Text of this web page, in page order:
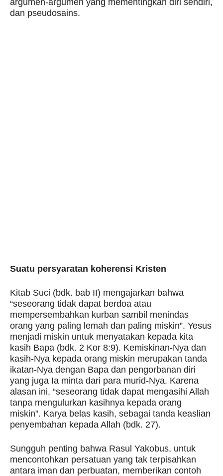
argumen-argumen yang mementingkan diri sendiri,
dan pseudosains.
Suatu persyaratan koherensi Kristen
Kitab Suci (bdk. bab II) mengajarkan bahwa
“seseorang tidak dapat berdoa atau
mempersembahkan kurban sambil menindas
orang yang paling lemah dan paling miskin”. Yesus
menjadi miskin untuk menyatakan kepada kita
kasih Bapa (bdk. 2 Kor 8:9). Kemiskinan-Nya dan
kasih-Nya kepada orang miskin merupakan tanda
ikatan-Nya dengan Bapa dan pengorbanan diri
yang juga Ia minta dari para murid-Nya. Karena
alasan ini, “seseorang tidak dapat mengasihi Allah
tanpa mengulurkan kasihnya kepada orang
miskin”. Karya belas kasih, sebagai tanda keaslian
penyembahan kepada Allah (bdk. 27).
Sungguh penting bahwa Rasul Yakobus, untuk
mencontohkan persatuan yang tak terpisahkan
antara iman dan perbuatan, memberikan contoh